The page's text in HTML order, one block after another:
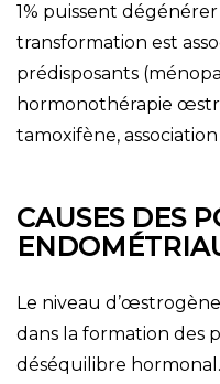
1% puissent
transformation est
prédisposants
hormonothérapie
tamoxifène,
CAUSES DES
Le niveau
dans la formation des
déséquilibre